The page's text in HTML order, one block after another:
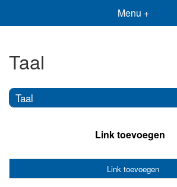
Menu +
Taal
Taal
Link toevoegen
Link toevoegen